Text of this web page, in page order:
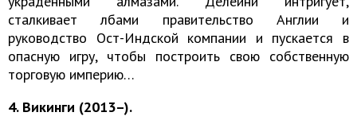
сталкивает лбами правительство Англии и
руководство Ост-Индской компании и пускается в
опасную игру, чтобы построить свою собственную
торговую империю…
4. Викинги (2013–).